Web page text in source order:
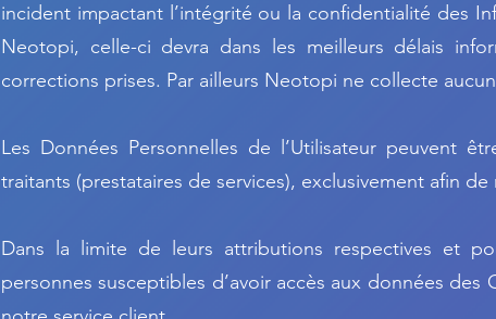
incident impactant l’intégrité ou la confidentialité des
Neotopi, celle-ci devra dans les meilleurs délais
corrections prises. Par ailleurs Neotopi ne collecte
Les Données Personnelles de l’Utilisateur peuvent
traitants (prestataires de services), exclusivement afin
Dans la limite de leurs attributions respectives et
personnes susceptibles d’avoir accès aux données